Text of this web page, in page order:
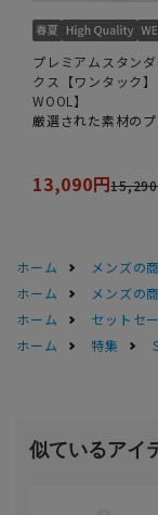
プレミアムスタン
クス【ワンタック
WOOL】
厳選された素材の
13,090円
ホーム メンズの
ホーム
メンズの
ホーム
セットセ
ホーム
特集